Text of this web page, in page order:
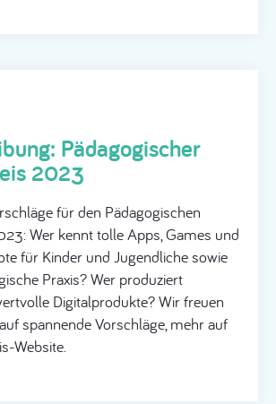
Pädagogischer
2023
für den Pädagogischen
Wer kennt tolle Apps, Games und
für Kinder und Jugendliche sowie
Praxis? Wer produziert
Digitalprodukte? Wir freuen
spannende Vorschläge, mehr auf
Website.